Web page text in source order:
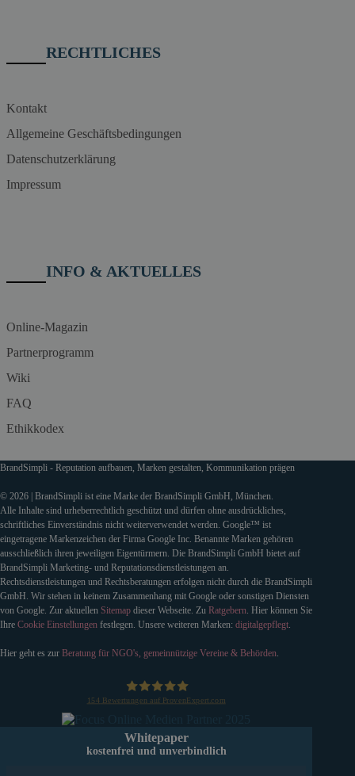
RECHTLICHES
Kontakt
Allgemeine Geschäftsbedingungen
Datenschutzerklärung
Impressum
INFO & AKTUELLES
Online-Magazin
Partnerprogramm
Wiki
FAQ
Ethikkodex
BrandSimpli - Reputation aufbauen, Marken gestalten, Kommunikation prägen
© 2026 | BrandSimpli ist eine Marke der BrandSimpli GmbH, München.
Alle Inhalte sind urheberrechtlich geschützt und dürfen ohne ausdrückliches,
schriftliches Einverständnis nicht weiterverwendet werden. Google™ ist
eingetragene Markenzeichen der Firma Google Inc. Benannte Marken gehören
ausschließlich ihren jeweiligen Eigentürmern. Die BrandSimpli GmbH bietet auf
BrandSimpli Marketing- und Reputationsdienstleistungen an.
Rechtsdienstleistungen und Rechtsberatungen erfolgen nicht durch die BrandSimpli
GmbH. Wir stehen in keinem Zusammenhang mit Google oder sonstigen Diensten
von Google. Zur aktuellen Sitemap dieser Webseite. Zu Ratgebern. Hier können Sie
Ihre Cookie Einstellungen festlegen. Unsere weiteren Marken: digitalgepflegt.
Hier geht es zur Beratung für NGO's, gemeinnützige Vereine & Behörden.
154 Bewertungen auf ProvenExpert.com
Whitepaper
kostenfrei und unverbindlich